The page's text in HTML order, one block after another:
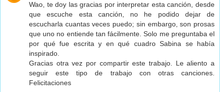
Wao, te doy las gracias por interpretar esta canción, desde
que escuche esta canción, no he podido dejar de
escucharla cuantas veces puedo; sin embargo, son prosas
que uno no entiende tan fácilmente. Solo me preguntaba el
por qué fue escrita y en qué cuadro Sabina se había
inspirado.
Gracias otra vez por compartir este trabajo. Le aliento a
seguir este tipo de trabajo con otras canciones.
Felicitaciones